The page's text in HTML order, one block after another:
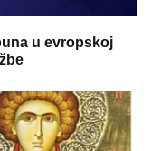
u evropskoj